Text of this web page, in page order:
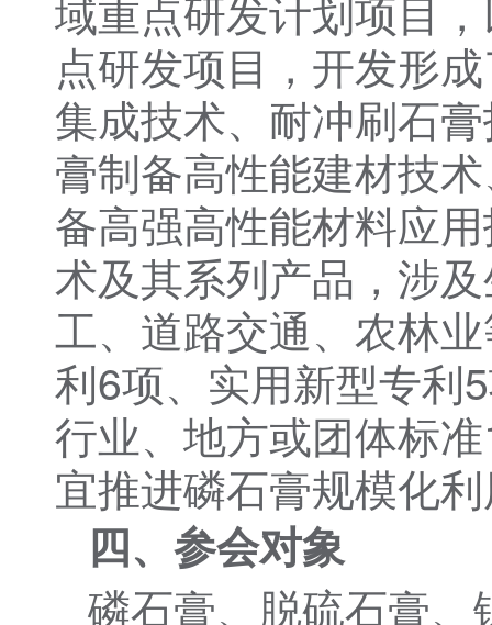
点研发项目，开发形
集成技术、耐冲刷石
膏制备高性能建材技
备高强高性能材料应
术及其系列产品，涉
工、道路交通、农林
利6项、实用新型专利
行业、地方或团体标
宜推进磷石膏规模化
四、参会对象
磷石膏、脱硫石膏